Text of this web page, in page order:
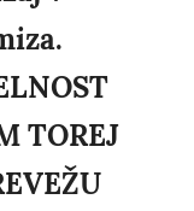
TOREJ